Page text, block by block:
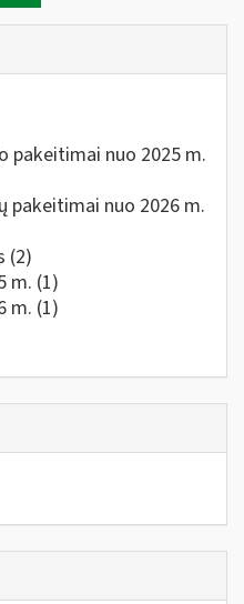
pakeitimai nuo 2025 m.
pakeitimai nuo 2026 m.
(2)
m. (1)
m. (1)